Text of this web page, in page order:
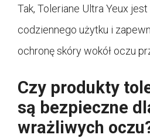
Tak, Toleriane Ultra Yeux
codziennego użytku i
ochronę skóry wokół oczu
Czy produkty
są bezpieczne
wrażliwych